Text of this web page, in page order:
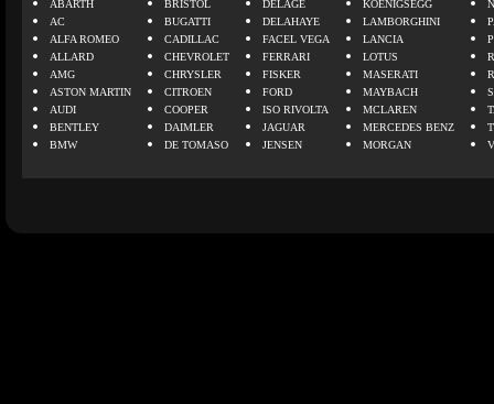
ABARTH
AC
ALFA ROMEO
ALLARD
AMG
ASTON MARTIN
AUDI
BENTLEY
BMW
BRISTOL
BUGATTI
CADILLAC
CHEVROLET
CHRYSLER
CITROEN
COOPER
DAIMLER
DE TOMASO
DELAGE
DELAHAYE
FACEL VEGA
FERRARI
FISKER
FORD
ISO RIVOLTA
JAGUAR
JENSEN
KOENIGSEGG
LAMBORGHINI
LANCIA
LOTUS
MASERATI
MAYBACH
MCLAREN
MERCEDES BENZ
MORGAN